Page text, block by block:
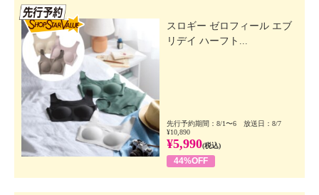
スロギー ゼロフィール エブ
リデイ ハーフト...
先行予約期間：8/1〜6 放送日：8/7
¥10,890
¥5,990(税込)
44%OFF